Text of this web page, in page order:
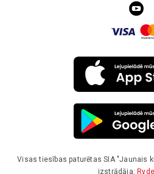
Visas tiesības paturētas SIA "Jaunais
izstrādāja: